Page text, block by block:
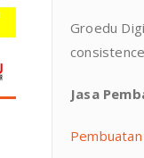
Groedu
Jasa